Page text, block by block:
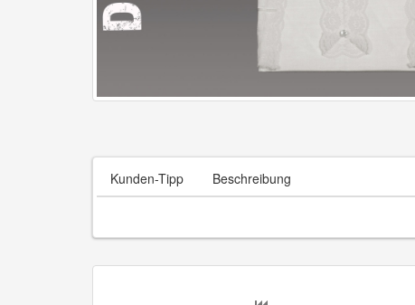
Kunden-Tipp Beschreibung